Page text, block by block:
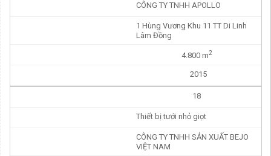
CÔNG TY TNHH APOLLO
1 Hùng Vương Khu 11 TT Di Linh
Lâm Đồng
4.800 m2
2015
18
Thiết bị tưới nhỏ giọt
CÔNG TY TNHH SẢN XUẤT BEJO
VIỆT NAM